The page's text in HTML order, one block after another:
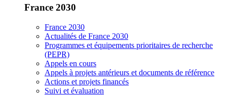
France 2030
France 2030
Actualités de France 2030
Programmes et équipements prioritaires de recherche
(PEPR)
Appels en cours
Appels à projets antérieurs et documents de référence
Actions et projets financés
Suivi et évaluation